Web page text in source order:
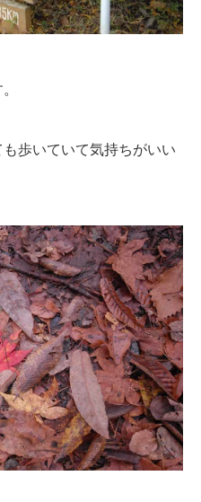
歩いていて気持ちがいい